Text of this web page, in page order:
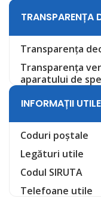
TRANSPARENȚA
Transparența
Transparența
aparatului de
INFORMAȚII UTILE
Coduri poștale
Legături utile
Codul SIRUTA
Telefoane utile